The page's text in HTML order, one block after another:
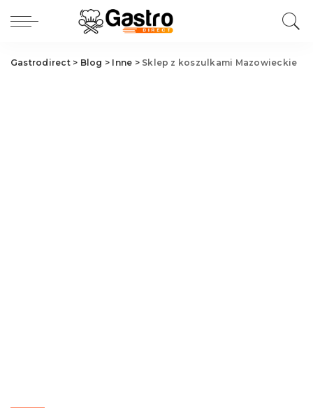
Gastrodirect> Blog > Inne > Sklep z koszulkami Mazowieckie